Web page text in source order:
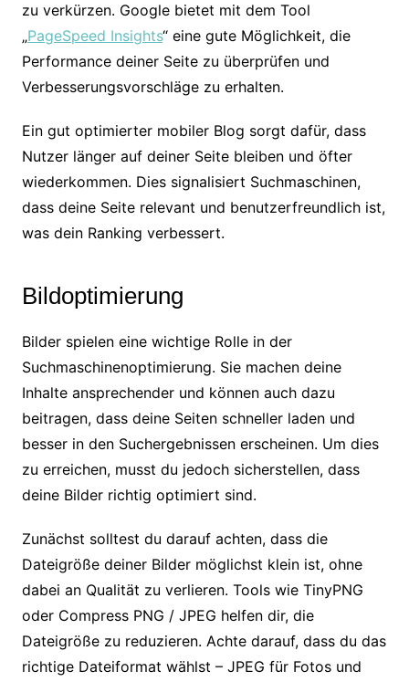
zu verkürzen. Google bietet mit dem Tool
„PageSpeed Insights“ eine gute Möglichkeit, die
Performance deiner Seite zu überprüfen und
Verbesserungsvorschläge zu erhalten.
Ein gut optimierter mobiler Blog sorgt dafür, dass
Nutzer länger auf deiner Seite bleiben und öfter
wiederkommen. Dies signalisiert Suchmaschinen,
dass deine Seite relevant und benutzerfreundlich ist,
was dein Ranking verbessert.
Bildoptimierung
Bilder spielen eine wichtige Rolle in der
Suchmaschinenoptimierung. Sie machen deine
Inhalte ansprechender und können auch dazu
beitragen, dass deine Seiten schneller laden und
besser in den Suchergebnissen erscheinen. Um dies
zu erreichen, musst du jedoch sicherstellen, dass
deine Bilder richtig optimiert sind.
Zunächst solltest du darauf achten, dass die
Dateigröße deiner Bilder möglichst klein ist, ohne
dabei an Qualität zu verlieren. Tools wie TinyPNG
oder Compress PNG / JPEG helfen dir, die
Dateigröße zu reduzieren. Achte darauf, dass du das
richtige Dateiformat wählst – JPEG für Fotos und